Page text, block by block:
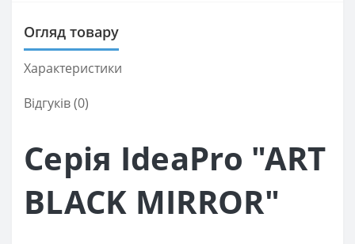
Огляд товару
Характеристики
Відгуків (0)
Серія IdeaPro "ART
BLACK MIRROR"